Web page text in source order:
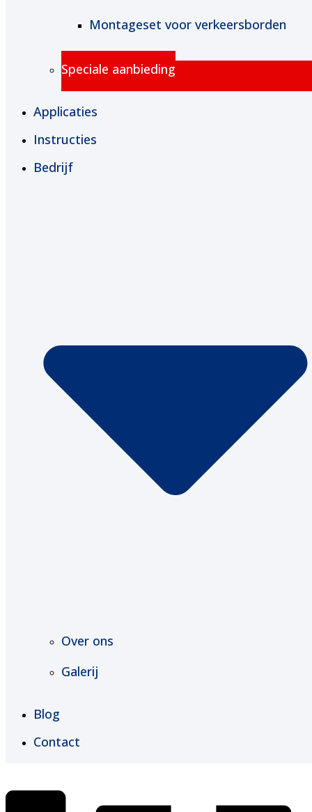
Montageset voor verkeersborden
Speciale aanbieding
Applicaties
Instructies
Bedrijf
Over ons
Galerij
Blog
Contact